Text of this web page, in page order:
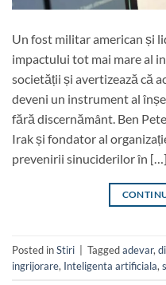
Un fost militar american și
impactului tot mai mare al
societății și avertizează că
deveni un instrument al
fără discernământ. Ben
Irak și fondator al
prevenirii sinuciderilor în […]
Posted inStiri | Taggedadevar,
ingrijorare, Inteligenta artificiala,